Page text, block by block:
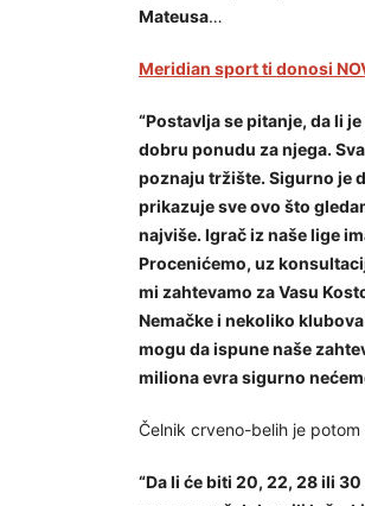
Mateusa…
Meridian sport ti donosi
“Postavlja se pitanje, da li
dobru ponudu za njega.
poznaju tržište. Sigurno je
prikazuje sve ovo što
najviše. Igrač iz naše lige
Procenićemo, uz
mi zahtevamo za Vasu
Nemačke i nekoliko
mogu da ispune naše
miliona evra sigurno
Čelnik crveno-belih je
“Da li će biti 20, 22, 28 ili